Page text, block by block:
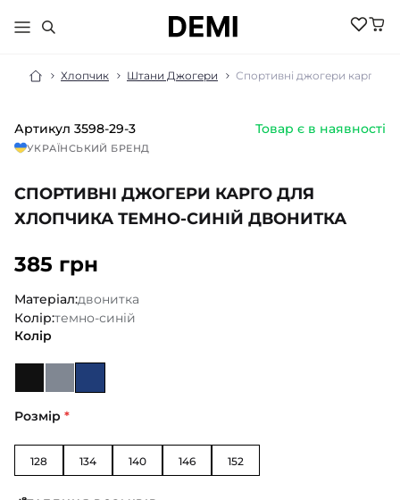
Хлопчик Штани Джогери Спортивні джогери карго
Артикул 3598-29-3 Товар є в наявності
УКРАЇНСЬКИЙ БРЕНД
СПОРТИВНІ ДЖОГЕРИ КАРГО ДЛЯ
ХЛОПЧИКА ТЕМНО-СИНІЙ ДВОНИТКА
385 грн
Матеріал:двонитка
Колір:темно-синій
Колір
Розмір *
128 134 140 146 152
МАЛЮКАМ
НОВИНКИ
РОЗПРОДАЖ
АКСЕСУАРИ
БІЛИЗНА ПІЖАМИ
БОДІ ПІСОЧНИКИ
ЖИЛЕТИ
КОЛГОТКИ
КОМБІНЕЗОНИ
НОВИНКИ
БІЛИЗНА
БОМБЕРИ КУРТКИ
ВЕЛОСИПЕДКИ
КОЛГОТКИ
ШКАРПЕТКИ
КОСТЮМИ
КОМПЛЕКТИ
ЛОНГСЛІВИ
РОЗПРОДАЖ
БІЛИЗНА
ГОЛЬФИ
КОМПЛЕКТИ
КУРТКИ
БОМБЕРИ
ЖІНКИ
БІЛИЗНА
ПІЖАМИ
КОМПЛЕКТИ
ФУТБОЛКИ
СЛІДИ